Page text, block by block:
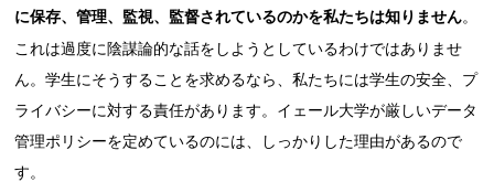
に保存、管理、監視、監督されているのかを私たちは知りません。
これは過度に陰謀論的な話をしようとしているわけではありませ
ん。学生にそうすることを求めるなら、私たちには学生の安全、プ
ライバシーに対する責任があります。イェール大学が厳しいデータ
管理ポリシーを定めているのには、しっかりした理由があるので
す。